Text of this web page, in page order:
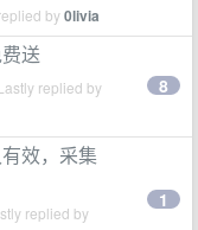
by0livia
送
replied by 8
效，采集
replied by
1